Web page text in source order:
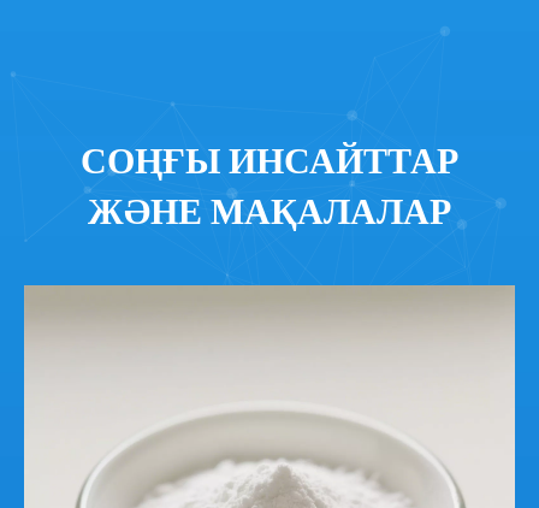
СОҢҒЫ ИНСАЙТТАР
ЖӘНЕ МАҚАЛАЛАР